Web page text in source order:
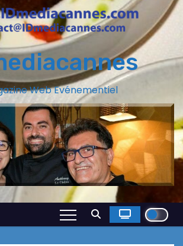
Web Evénementiel